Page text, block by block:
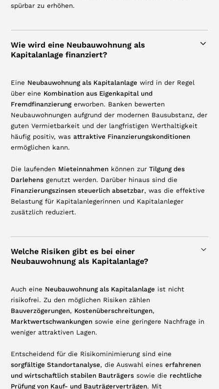
spürbar zu erhöhen.
Wie wird eine Neubauwohnung als
Kapitalanlage finanziert?
Eine Neubauwohnung als Kapitalanlage wird in der Regel
über eine Kombination aus Eigenkapital und
Fremdfinanzierung erworben. Banken bewerten
Neubauwohnungen aufgrund der modernen Bausubstanz, der
guten Vermietbarkeit und der langfristigen Werthaltigkeit
häufig positiv, wasattraktive Finanzierungskonditionen
ermöglichen kann.
Die laufenden Mieteinnahmen können zurTilgung des
Darlehens genutzt werden. Darüber hinaus sind die
Finanzierungszinsen steuerlich absetzbar, was die effektive
Belastung für Kapitalanlegerinnen und Kapitalanleger
zusätzlich reduziert.
Welche Risiken gibt es bei einer
Neubauwohnung als Kapitalanlage?
Auch eine Neubauwohnung als Kapitalanlage ist nicht
risikofrei. Zu den möglichen Risiken zählen
Bauverzögerungen, Kostenüberschreitungen,
Marktwertschwankungen sowie eine geringere Nachfrage in
weniger attraktiven Lagen.
Entscheidend für die Risikominimierung sind eine
sorgfältige Standortanalyse, die Auswahl eineserfahrenen
und wirtschaftlich stabilen Bauträgers sowie die rechtliche
Prüfung von Kauf- und Bauträgerverträgen. Mit